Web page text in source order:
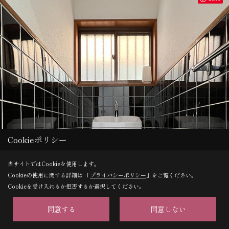
Cookieポリシー
当サイトではCookieを使用します。
Cookieの使用に関する詳細は 「プライバシーポリシー 」をご覧ください。
Cookieを受け入れるか拒否するか選択してください。
同意する 同意しない